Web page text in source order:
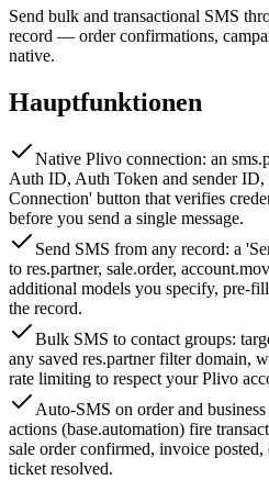
Send bulk and transactional SMS
record — order confirmations,
native.
Hauptfunktionen
Native Plivo connection: an
Auth ID, Auth Token and sender
Connection' button that verifies
before you send a single message.
Send SMS from any record: a
to res.partner, sale.order,
additional models you specify, pre-
the record.
Bulk SMS to contact groups:
any saved res.partner filter domain,
rate limiting to respect your Plivo
Auto-SMS on order and
actions (base.automation) fire
sale order confirmed, invoice
ticket resolved.